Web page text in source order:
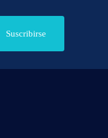
Suscribirse